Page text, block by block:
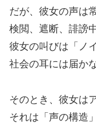
だが、彼女の声は
検閲、遮断、誹謗中
彼女の叫びは「ノ
社会の耳には届か
そのとき、彼女は
それは「声の構造